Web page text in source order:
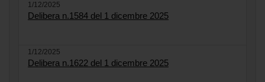
1/12/2025
Delibera n.1584 del 1 dicembre 2025
1/12/2025
Delibera n.1622 del 1 dicembre 2025